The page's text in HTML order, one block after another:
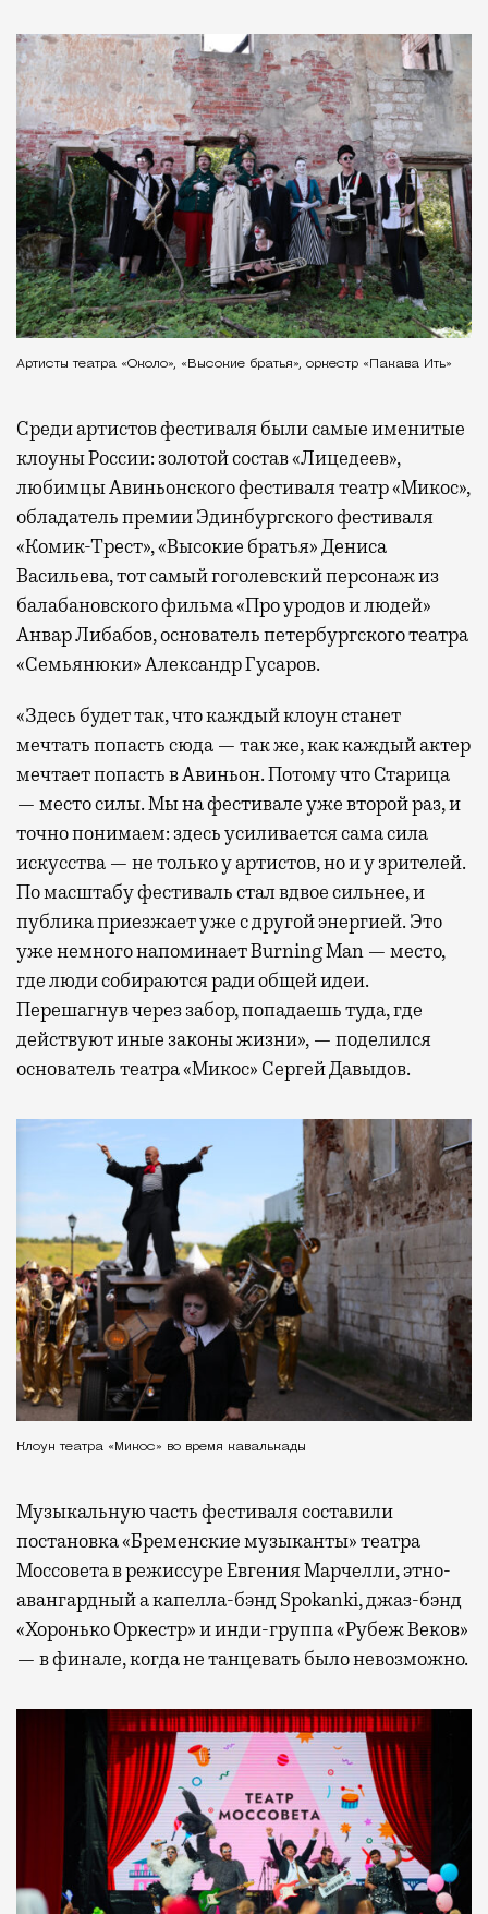
Артисты театра «Около», «Высокие братья», оркестр «Пакава Ить»
Среди артистов фестиваля были самые именитые
клоуны России: золотой состав «Лицедеев»,
любимцы Авиньонского фестиваля театр «Микос»,
обладатель премии Эдинбургского фестиваля
«Комик-Трест», «Высокие братья» Дениса
Васильева, тот самый гоголевский персонаж из
балабановского фильма «Про уродов и людей»
Анвар Либабов, основатель петербургского театра
«Семьянюки» Александр Гусаров.
«Здесь будет так, что каждый клоун станет
мечтать попасть сюда — так же, как каждый актер
мечтает попасть в Авиньон. Потому что Старица
— место силы. Мы на фестивале уже второй раз, и
точно понимаем: здесь усиливается сама сила
искусства — не только у артистов, но и у зрителей.
По масштабу фестиваль стал вдвое сильнее, и
публика приезжает уже с другой энергией. Это
уже немного напоминает Burning Man — место,
где люди собираются ради общей идеи.
Перешагнув через забор, попадаешь туда, где
действуют иные законы жизни», — поделился
основатель театра «Микос» Сергей Давыдов.
Клоун театра «Микос» во время кавалькады
Музыкальную часть фестиваля составили
постановка «Бременские музыканты» театра
Моссовета в режиссуре Евгения Марчелли, этно-
авангардный а капелла-бэнд Spokanki, джаз-бэнд
«Хоронько Оркестр» и инди-группа «Рубеж Веков»
— в финале, когда не танцевать было невозможно.